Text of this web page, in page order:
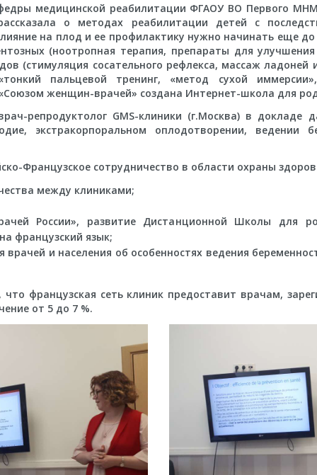
медицинской реабилитации ФГАОУ ВО Первого
о методах реабилитации детей с
на плод и ее профилактику нужно начинать еще
(ноотропная терапия, препараты для улучшения
(стимуляция сосательного рефлекса, массаж
пальцевой тренинг, «метод сухой
женщин-врачей» создана Интернет-школа для
репродуктолог GMS-клиники (г.Москва) в
экстракорпоральном оплодотворении, ведении
Французское сотрудничество в области охраны
между клиниками;
России», развитие Дистанционной Школы для
французский язык;
и населения об особенностях ведения
французская сеть клиник предоставит врачам,
от 5 до 7 %.